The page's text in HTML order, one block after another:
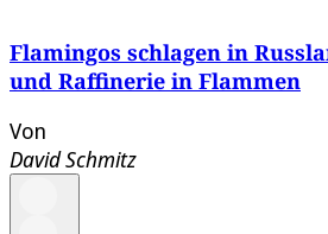
Flamingos schlagen in
und Raffinerie in Flammen
Von
David Schmitz